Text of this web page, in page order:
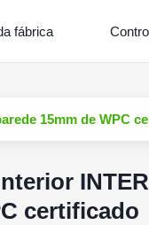
fábrica
15mm de WPC
certificado